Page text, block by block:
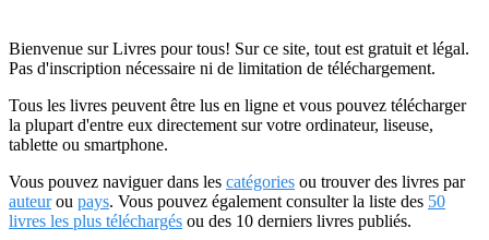
Bienvenue sur Livres pour tous! Sur ce site, tout est gratuit et légal.
Pas d'inscription nécessaire ni de limitation de téléchargement.
Tous les livres peuvent être lus en ligne et vous pouvez télécharger
la plupart d'entre eux directement sur votre ordinateur, liseuse,
tablette ou smartphone.
Vous pouvez naviguer dans les catégories ou trouver des livres par
auteurou pays. Vous pouvez également consulter la liste des 50
livres les plus téléchargés ou des 10 derniers livres publiés.